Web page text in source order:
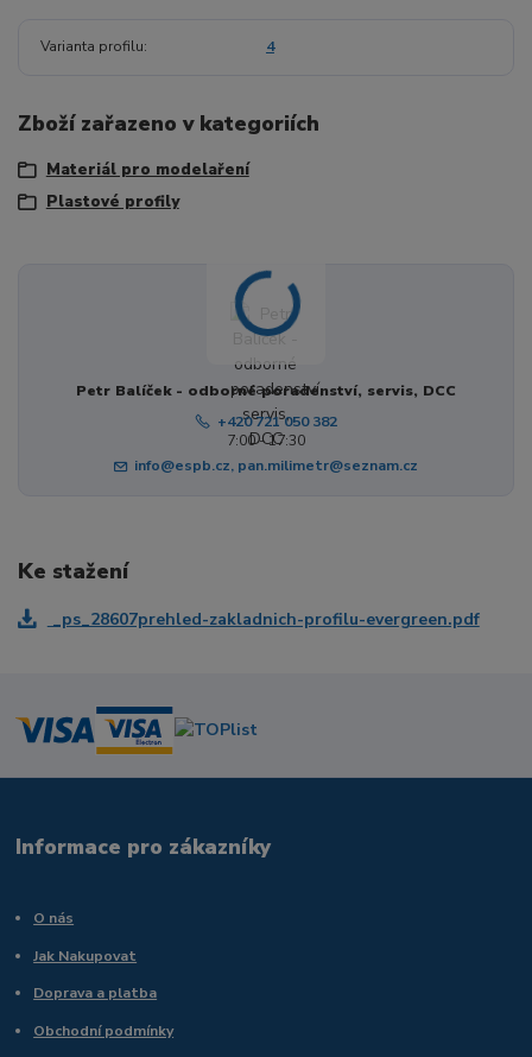
Varianta profilu 4
Zboží zařazeno v kategoriích
Materiál pro modelaření
Plastové profily
Petr Balíček - odborné poradenství, servis, DCC
+420 721 050 382
7:00 - 17:30
info@espb.cz, pan.milimetr@seznam.cz
Ke stažení
_ps_28607prehled-zakladnich-profilu-evergreen.pdf
Informace pro zákazníky
O nás
Jak Nakupovat
Doprava a platba
Obchodní podmínky